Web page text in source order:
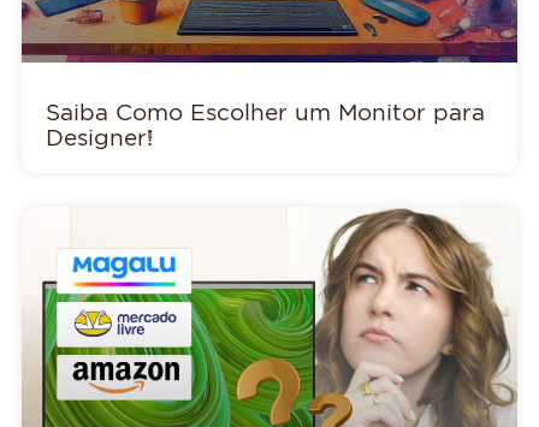
Saiba Como Escolher um Monitor para
Designer!